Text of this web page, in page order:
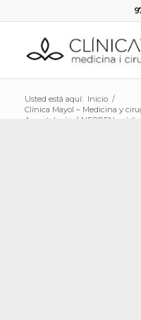
Usted está aquí: Inicio /
Clínica Mayol – Medicina y
Aparatología
/ NEOPEN médico